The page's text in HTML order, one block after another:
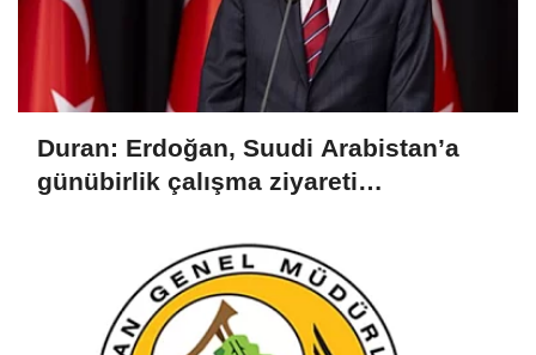
Duran: Erdoğan, Suudi Arabistan’a
günübirlik çalışma ziyareti